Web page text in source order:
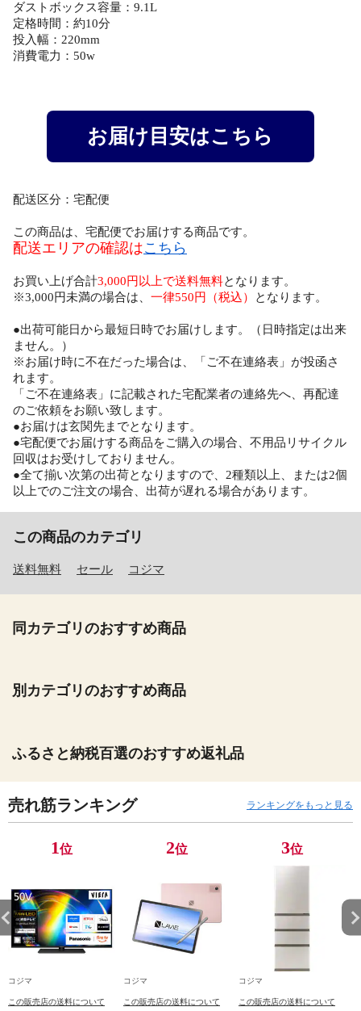
ダストボックス容量：9.1L
定格時間：約10分
投入幅：220mm
消費電力：50w
お届け目安はこちら
配送区分：宅配便
この商品は、宅配便でお届けする商品です。
配送エリアの確認はこちら
お買い上げ合計3,000円以上で送料無料となります。
※3,000円未満の場合は、 一律550円（税込） となります。
●出荷可能日から最短日時でお届けします。（日時指定は出来
ません。）
※お届け時に不在だった場合は、「ご不在連絡表」が投函さ
れます。
「ご不在連絡表」に記載された宅配業者の連絡先へ、再配達
のご依頼をお願い致します。
●お届けは玄関先までとなります。
●宅配便でお届けする商品をご購入の場合、不用品リサイクル
回収はお受けしておりません。
●全て揃い次第の出荷となりますので、2種類以上、または2個
以上でのご注文の場合、出荷が遅れる場合があります。
この商品のカテゴリ
送料無料 セール コジマ
同カテゴリのおすすめ商品
別カテゴリのおすすめ商品
ふるさと納税百選のおすすめ返礼品
売れ筋ランキング ランキングをもっと見る
1位
コジマ
この販売店の送料について
2位
コジマ
この販売店の送料について
3位
コジマ
この販売店の送料について